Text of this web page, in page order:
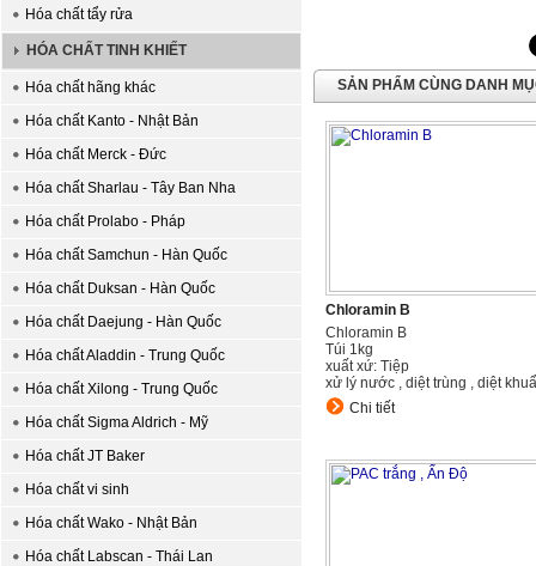
Hóa chất tẩy rửa
HÓA CHẤT TINH KHIẾT
Hóa chất hãng khác
Hóa chất Kanto - Nhật Bản
Hóa chất Merck - Đức
Hóa chất Sharlau - Tây Ban Nha
Hóa chất Prolabo - Pháp
Hóa chất Samchun - Hàn Quốc
Hóa chất Duksan - Hàn Quốc
Hóa chất Daejung - Hàn Quốc
Hóa chất Aladdin - Trung Quốc
Hóa chất Xilong - Trung Quốc
Hóa chất Sigma Aldrich - Mỹ
Hóa chất JT Baker
Hóa chất vi sinh
Hóa chất Wako - Nhật Bản
Hóa chất Labscan - Thái Lan
SẢN PHẨM CÙNG DANH
Chloramin B
Chloramin B
Túi 1kg
xuất xứ: Tiệp
xử lý nước , diệt trùng , diệt
Chi tiết